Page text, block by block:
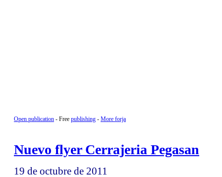
Open publication - Free publishing - More forja
Nuevo flyer Cerrajeria Pegasan
19 de octubre de 2011